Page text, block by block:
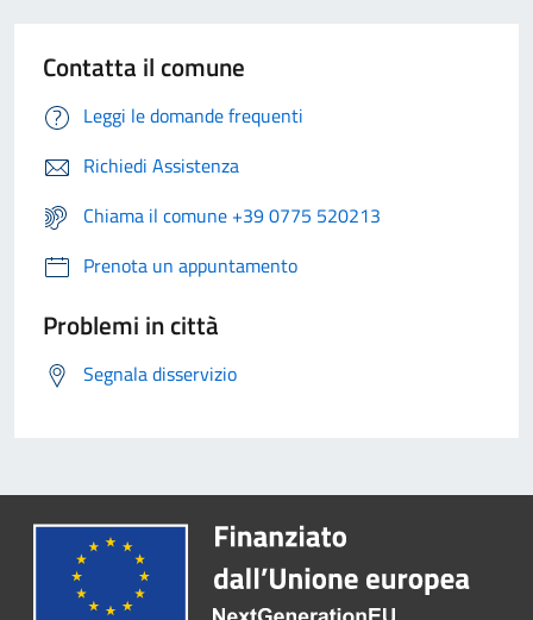
Contatta il comune
Leggi le domande frequenti
Richiedi Assistenza
Chiama il comune +39 0775 520213
Prenota un appuntamento
Problemi in città
Segnala disservizio